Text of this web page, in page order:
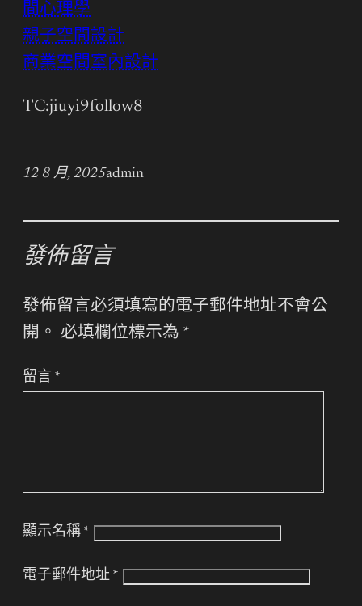
間心理學
親子空間設計
商業空間室內設計
TC:jiuyi9follow8
12 8 月, 2025admin
發佈留言
發佈留言必須填寫的電子郵件地址不會公
開。 必填欄位標示為 *
留言 *
顯示名稱 *
電子郵件地址 *